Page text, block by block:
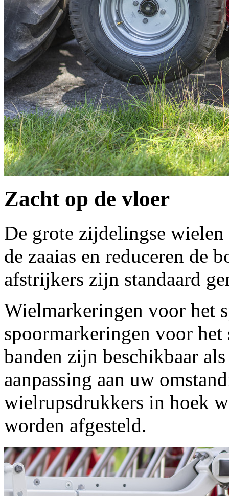
Zacht op de vloer
De grote zijdelingse
de zaaias en reduceren de
afstrijkers zijn standaard
Wielmarkeringen voor het
spoormarkeringen voor
banden zijn beschikbaar
aanpassing aan uw
wielrupsdrukkers in hoek
worden afgesteld.